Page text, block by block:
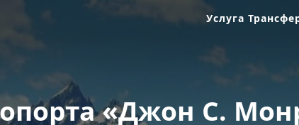
Услуга
«Джон С.